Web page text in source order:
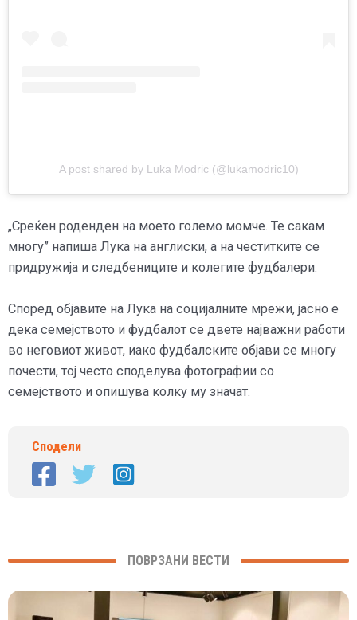
A post shared by Luka Modric (@lukamodric10)
„Среќен роденден на моето големо момче. Те сакам
многу” напиша Лука на англиски, а на честитките се
придружија и следбениците и колегите фудбалери.
Според објавите на Лука на социјалните мрежи, јасно е
дека семејството и фудбалот се двете најважни работи
во неговиот живот, иако фудбалските објави се многу
почести, тој често споделува фотографии со
семејството и опишува колку му значат.
Сподели
ПОВРЗАНИ ВЕСТИ